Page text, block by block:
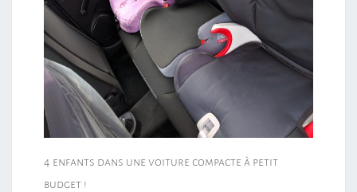
4 enfants dans une voiture compacte à petit
budget !